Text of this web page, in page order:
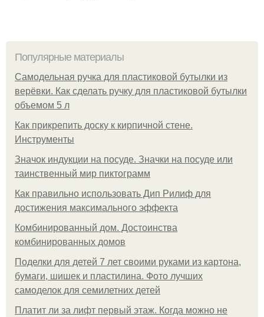
Популярные материалы
Самодельная ручка для пластиковой бутылки из
верёвки. Как сделать ручку для пластиковой бутылки
объемом 5 л
Как прикрепить доску к кирпичной стене.
Инструменты
Значок индукции на посуде. Значки на посуде или
таинственный мир пиктограмм
Как правильно использовать Дип Рилиф для
достижения максимального эффекта
Комбинированный дом. Достоинства
комбинированных домов
Поделки для детей 7 лет своими руками из картона,
бумаги, шишек и пластилина. Фото лучших
самоделок для семилетних детей
Платит ли за лифт первый этаж. Когда можно не